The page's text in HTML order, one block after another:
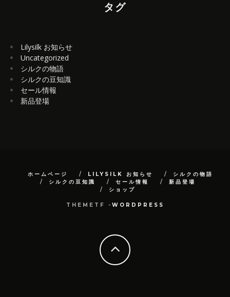
タグ
Lilysilk お知らせ
Uncategorized
シルクの物語
シルクの豆知識
セール情報
新品登場
ホームページ LILYSILK お知らせ
シルクの物語
シルクの豆知識
セール情報
新品登場
ショップ
THEMETF - WORDPRESS